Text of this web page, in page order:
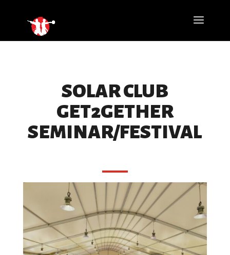
SOLAR CLUB
GET2GETHER
SEMINAR/FESTIVAL